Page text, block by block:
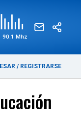
90.1 Mhz
/ REGISTRARSE